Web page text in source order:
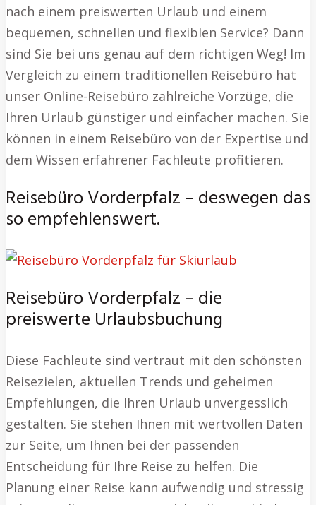
nach einem preiswerten Urlaub und einem
bequemen, schnellen und flexiblen Service? Dann
sind Sie bei uns genau auf dem richtigen Weg! Im
Vergleich zu einem traditionellen Reisebüro hat
unser Online-Reisebüro zahlreiche Vorzüge, die
Ihren Urlaub günstiger und einfacher machen. Sie
können in einem Reisebüro von der Expertise und
dem Wissen erfahrener Fachleute profitieren.
Reisebüro Vorderpfalz – deswegen das
so empfehlenswert.
Reisebüro Vorderpfalz – die
preiswerte Urlaubsbuchung
Diese Fachleute sind vertraut mit den schönsten
Reisezielen, aktuellen Trends und geheimen
Empfehlungen, die Ihren Urlaub unvergesslich
gestalten. Sie stehen Ihnen mit wertvollen Daten
zur Seite, um Ihnen bei der passenden
Entscheidung für Ihre Reise zu helfen. Die
Planung einer Reise kann aufwendig und stressig